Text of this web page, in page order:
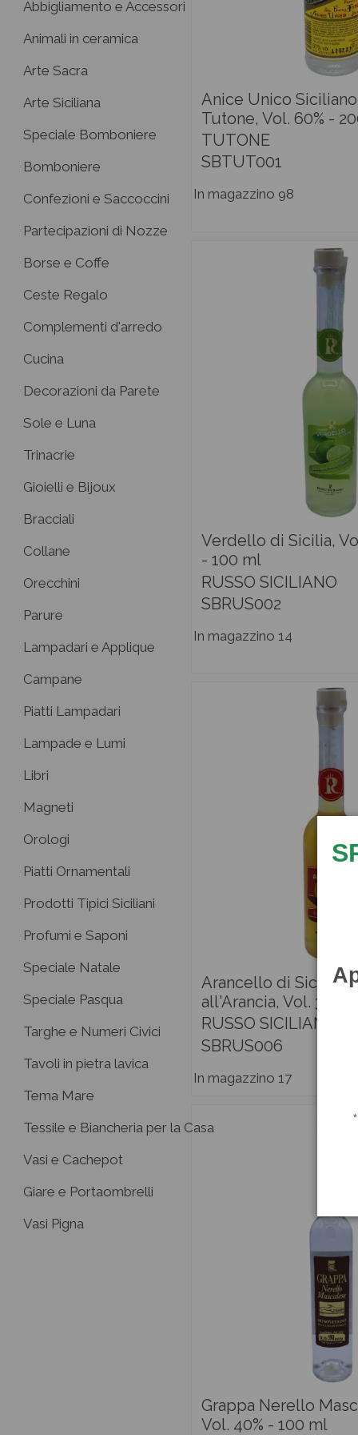
Anice Unico Siciliano
Tutone, Vol. 60% -
TUTONE
SBTUT001
In magazzino 98
Verdello di Sicilia,
- 100 ml
RUSSO SICILIANO
SBRUS002
In magazzino 14
Arancello di Sicilia,
all'Arancia, Vol. 30%
RUSSO SICILIANO
SBRUS006
In magazzino 17
Grappa Nerello
Vol. 40% - 100 ml
Abbigliamento e Accessori
Animali in ceramica
Arte Sacra
Arte Siciliana
Speciale Bomboniere
Bomboniere
Confezioni e Saccoccini
Partecipazioni di Nozze
Borse e Coffe
Ceste Regalo
Complementi d'arredo
Cucina
Decorazioni da Parete
Sole e Luna
Trinacrie
Gioielli e Bijoux
Bracciali
Collane
Orecchini
Parure
Lampadari e Applique
Campane
Piatti Lampadari
Lampade e Lumi
Libri
Magneti
Orologi
Piatti Ornamentali
Prodotti Tipici Siciliani
Profumi e Saponi
Speciale Natale
Speciale Pasqua
Targhe e Numeri Civici
Tavoli in pietra lavica
Tema Mare
Tessile e Biancheria per la Casa
Vasi e Cachepot
Giare e Portaombrelli
Vasi Pigna